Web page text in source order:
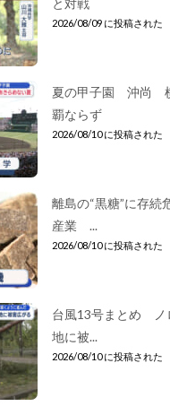
と対戦
2026/08/09 に投稿された
夏の甲子園 沖尚
覇ならず
2026/08/10 に投稿された
離島の“黒糖”に存
産業 ...
2026/08/10 に投稿された
台風13号まとめ ノ
地に被...
2026/08/10 に投稿された